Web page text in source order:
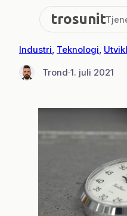
Industri, Teknologi,
Trond·1. juli 2021
trosunit